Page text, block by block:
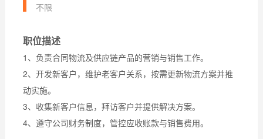
不限
职位描述
1、负责合同物流及供应链产品的营销与销售工作。​
2、开发新客户，维护老客户关系，按需更新物流方案并推
动实施。​
3、收集新客户信息，拜访客户并提供解决方案。​
4、遵守公司财务制度，管控应收账款与销售费用。